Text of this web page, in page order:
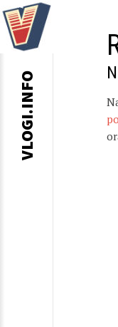
VLOGI.INFO